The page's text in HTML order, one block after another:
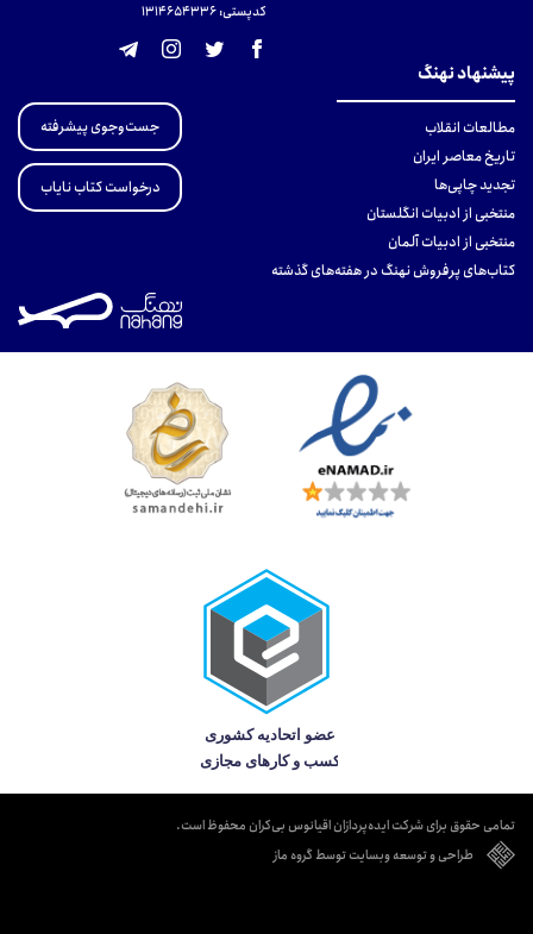
کدپستی: 131465433۶
پیشنهاد نهنگ
مطالعات انقلاب
تاریخ معاصر ایران
تجدید چاپی‌ها
منتخبی از ادبیات انگلستان
منتخبی از ادبیات آلمان
کتاب‌های پرفروش نهنگ در هفته‌های گذشته
جست‌وجوی پیشرفته
درخواست کتاب نایاب
تمامی حقوق برای شرکت ایده‌پردازان اقیانوس بی‌کران محفوظ است.
طراحی و توسعه وبسایت توسط گروه ماز